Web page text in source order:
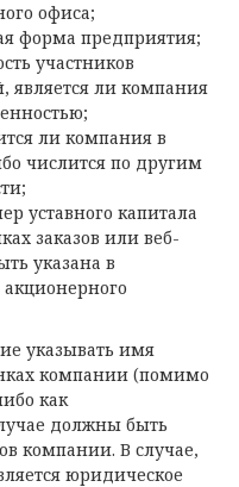
офиса;
форма предприятия;
участников
является ли компания
ли компания в
числится по другим
уставного капитала
заказов или веб-
указана в
указывать имя
компании (помимо
как
должны быть
компании. В случае,
юридическое